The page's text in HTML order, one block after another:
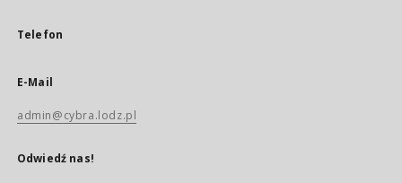
Telefon
E-Mail
admin@cybra.lodz.pl
Odwiedź nas!